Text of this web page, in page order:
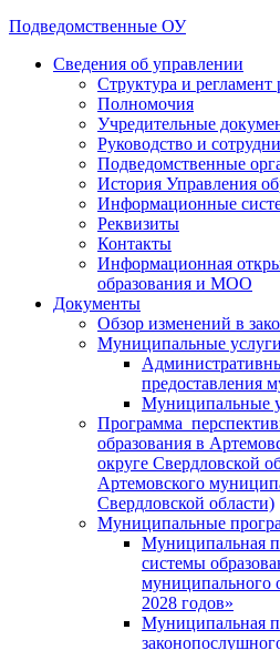
Подведомственные ОУ
Сведения об управлении
Структура и регламент
Полномочия
Учредительные
Руководство и
Подведомственные
История Управления
Информационные
Реквизиты
Контакты
Информационная
образования и МОО
Документы
Обзор изменений в
Муниципальные услуги
предоставления
Муниципальные
Программа
образования в
округе Свердловской
Артемовского
Свердловской области)
Муниципальные
Муниципальная
системы
муниципального
2028 годов»
Муниципальная